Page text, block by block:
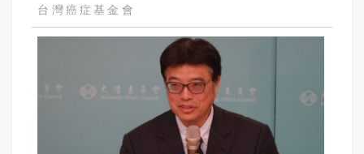
台灣癌症基金會